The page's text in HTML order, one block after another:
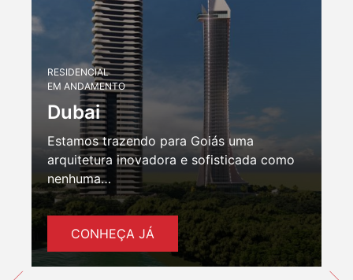
RESIDENCIAL
EM ANDAMENTO
Dubai
Estamos trazendo para Goiás uma
arquitetura inovadora e sofisticada como
nenhuma…
CONHEÇA JÁ